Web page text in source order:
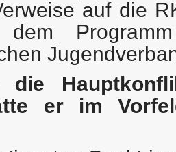
auf die
die
er im